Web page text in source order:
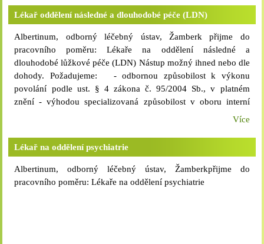
Lékař oddělení následné a dlouhodobé péče (LDN)
Albertinum, odborný léčebný ústav, Žamberk přijme do
pracovního poměru: Lékaře na oddělení následné a
dlouhodobé lůžkové péče (LDN) Nástup možný ihned nebo dle
dohody. Požadujeme: - odbornou způsobilost k výkonu
povolání podle ust. § 4 zákona č. 95/2004 Sb., v platném
znění - výhodou specializovaná způsobilost v oboru interní
lékařství, geriatrie - trestní bezúhonnost - zdravotní způsobilost
vítána Nabízíme: - nadstandardní platové podmínky
odpovídající zařazení dle nařízení vlády č. 341/2017 Sb.,
osobní příplatek, zvláštní příplatek- náborový příspěvek-
možnost plného i zkráceného pracovního úvazku- možnost
Více
Lékař na oddělení psychiatrie
Albertinum, odborný léčebný ústav, Žamberkpřijme do
pracovního poměru: Lékaře na oddělení psychiatrie